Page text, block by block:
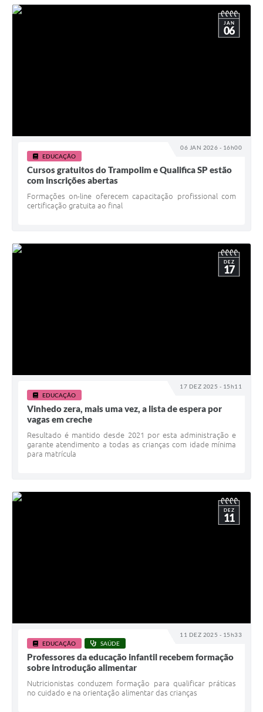
06 JAN 2026 - 16h00
JAN
06
EDUCAÇÃO
Cursos gratuitos do Trampolim e Qualifica SP estão
com inscrições abertas
Formações on-line oferecem capacitação profissional com
certificação gratuita ao final
17 DEZ 2025 - 15h11
DEZ
17
EDUCAÇÃO
Vinhedo zera, mais uma vez, a lista de espera por
vagas em creche
Resultado é mantido desde 2021 por esta administração e
garante atendimento a todas as crianças com idade mínima
para matrícula
11 DEZ 2025 - 15h33
DEZ
11
EDUCAÇÃO SAÚDE
Professores da educação infantil recebem formação
sobre introdução alimentar
Nutricionistas conduzem formação para qualificar práticas
no cuidado e na orientação alimentar das crianças